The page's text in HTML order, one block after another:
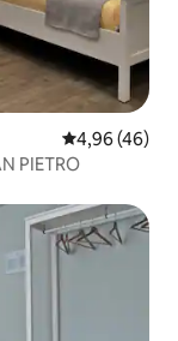
4,96 de uma
4,96 (46)
PIETRO